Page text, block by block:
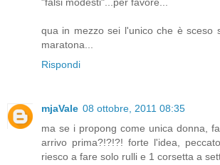
qua in mezzo sei l'unico che è sceso
maratona...
Rispondi
mjaVale 08 ottobre, 2011 08:35
ma se i propong come unica donna,
arrivo prima?!?!?! forte l'idea,
riesco a fare solo rulli e 1 corsetta a